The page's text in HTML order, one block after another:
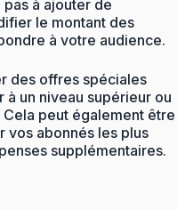
pas à ajouter de
le montant des
à votre audience.
des offres spéciales
à un niveau supérieur ou
Cela peut également être
vos abonnés les plus
supplémentaires.